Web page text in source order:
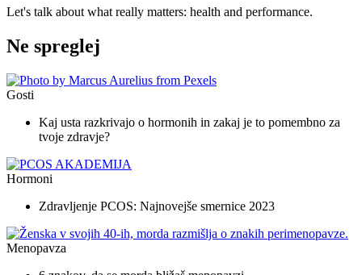
Let's talk about what really matters: health and performance.
Ne spreglej
Gosti
Kaj usta razkrivajo o hormonih in zakaj je to pomembno za
tvoje zdravje?
Hormoni
Zdravljenje PCOS: Najnovejše smernice 2023
Menopavza